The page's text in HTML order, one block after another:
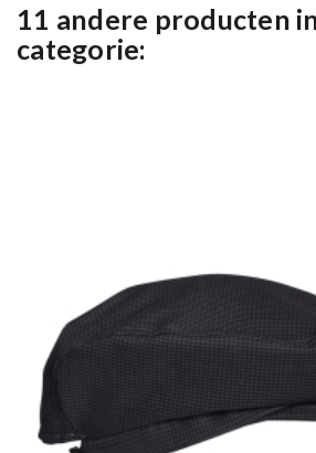
11 andere producten
categorie: